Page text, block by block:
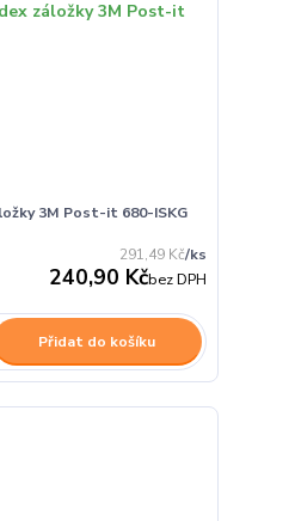
3M Post-it 680-ISKG
291,49 Kč/ks
240,90 Kčbez DPH
Přidat do košíku